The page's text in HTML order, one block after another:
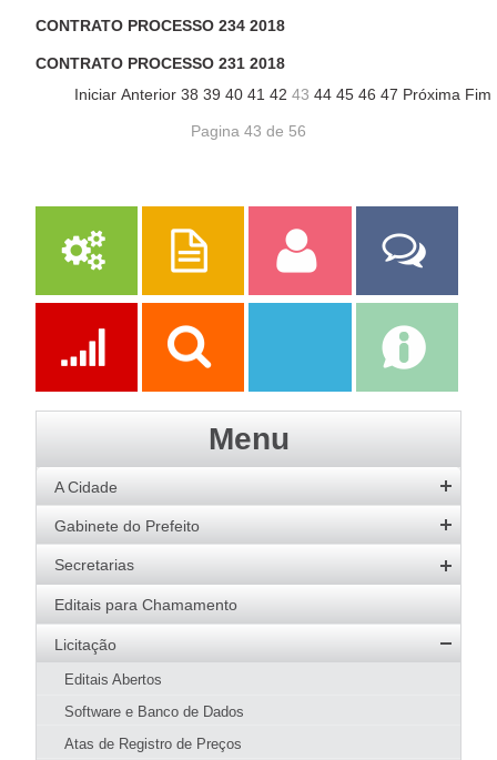
CONTRATO PROCESSO 234 2018
CONTRATO PROCESSO 231 2018
Iniciar Anterior 38 39 40 41 42 43 44 45 46 47 Próxima Fim
Pagina 43 de 56
Serviços Publicações Servidor
Fale Com a
Prefeitura
Menu
A Cidade
História
Bandeira
Acervo de Imagens
Galeria de Prefeitos
Patrimônio Cultural
Agenda de Eventos
Guia Prático
Gabinete do Prefeito
Prefeito
Agenda do Prefeito
Secretarias
Agricultura
Editais para Chamamento
Licitação
Editais Abertos
Software e Banco de Dados
Atas de Registro de Preços